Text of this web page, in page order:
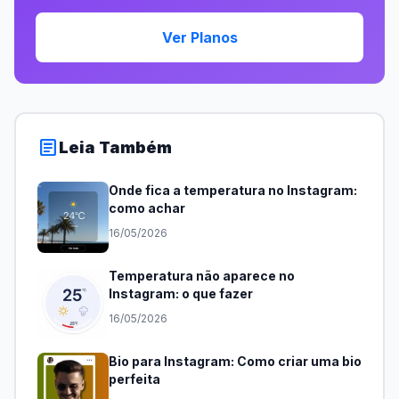
Ver Planos
articleLeia Também
Onde fica a temperatura no Instagram:
como achar
16/05/2026
Temperatura não aparece no
Instagram: o que fazer
16/05/2026
Bio para Instagram: Como criar uma bio
perfeita